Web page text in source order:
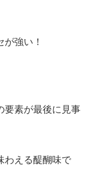
強い！
要素が最後に見事
わえる醍醐味で